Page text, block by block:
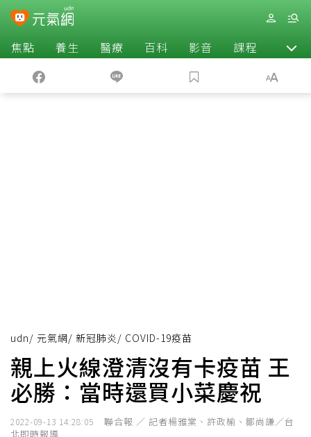
焦點 養生 醫療 百科 影音 課程 退休
udn/ 元氣網/ 新冠肺炎 / COVID-19疫苗
親上火線澄清沒有卡疫苗 王
必勝：當時還買小菜慶祝
2022-09-13 14:28:05
聯合報 ／ 記者楊雅棠、許政榆、鄒尚謙／台
北即時報導